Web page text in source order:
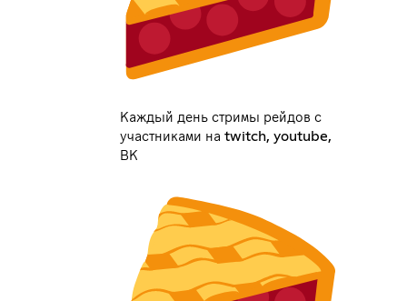
Каждый день стримы рейдов с
участниками на twitch, youtube,
ВК